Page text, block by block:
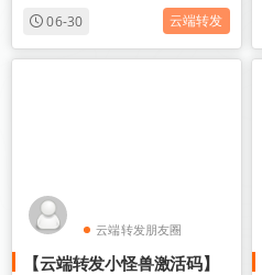
06-30 云端转发
云端转发朋友圈
云端收藏转发
【云端转发小怪兽激活码】